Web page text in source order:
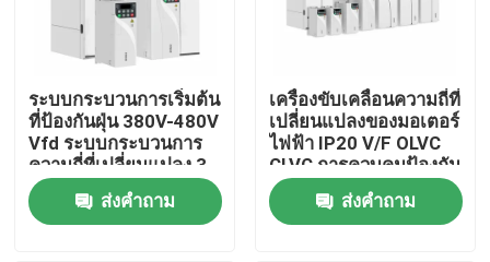
เกี่ยวกับเรา
ทัวร์โรงงาน
การควบคุมคุณภาพ
ระบบกระบวนการเริ่มต้น
ที่ป้องกันฝุ่น 380V-480V
Vfd ระบบกระบวนการ
ความถี่ที่เปลี่ยนแปลง 3
ขั้นตอนสําหรับเครน
ส่งคำถาม
เครื่องขับเคลื่อนความถี่ที่
เปลี่ยนแปลงของมอเตอร์
ไฟฟ้า IP20 V/F OLVC
CLVC การควบคุมป้องกัน
เชือกต่อการลด
ส่งคำถาม